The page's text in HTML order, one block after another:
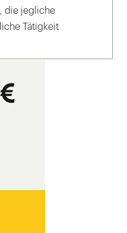
die jegliche
Tätigkeit